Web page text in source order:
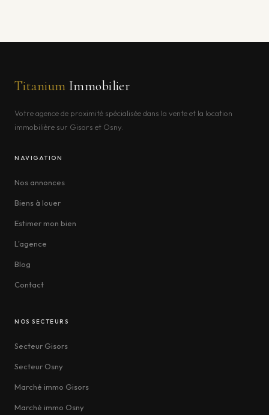
Titanium Immobilier
Votre agence de proximité spécialisée dans la vente et la location
immobilière sur Gisors et Osny.
NAVIGATION
Nos annonces
Biens à louer
Estimer mon bien
L'agence
Blog
Contact
NOS SECTEURS
Secteur Gisors
Secteur Osny
Marché immo Gisors
Marché immo Osny